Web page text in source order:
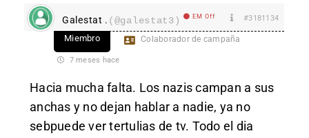
Galestat . (@galestat3) EM Off #3181134
Miembro Colaborador de campaña
7 meses hace
Hacia mucha falta. Los nazis campan a sus
anchas y no dejan hablar a nadie, ya no
sebpuede ver tertulias de tv. Todo el dia